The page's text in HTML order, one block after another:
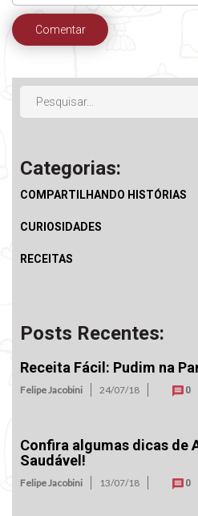
Categorias:
COMPARTILHANDO HISTÓRIAS
CURIOSIDADES
RECEITAS
Posts Recentes:
Receita Fácil: Pudim na
Felipe Jacobini 24/07/18 0
Confira algumas dicas de
Saudável!
Felipe Jacobini 13/07/18 0